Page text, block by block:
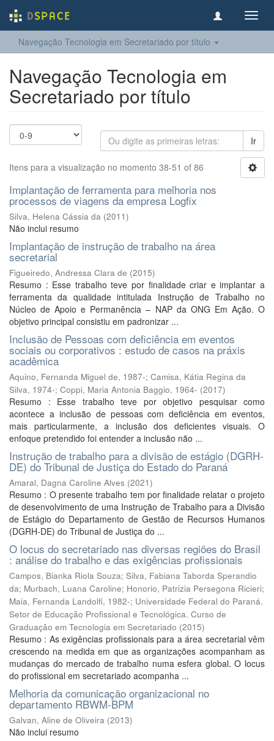
Navegação Tecnologia em Secretariado por título
Navegação Tecnologia em
Secretariado por título
Ir
Itens para a visualização no momento 38-51 of 86
Implantação de ferramenta para melhoria nos
processos de viagens da empresa Logfix
Silva, Helena Cássia da (2011)
Não inclui resumo
Implantação de instrução de trabalho na área
secretarial
Figueiredo, Andressa Clara de (2015)
Resumo : Esse trabalho teve por finalidade criar e implantar a
ferramenta da qualidade intitulada Instrução de Trabalho no
Núcleo de Apoio e Permanência – NAP da ONG Em Ação. O
objetivo principal consistiu em padronizar ...
Inclusão de Pessoas com deficiência em eventos
sociais ou corporativos : estudo de casos na práxis
acadêmica
Aquino, Fernanda Miguel de, 1987-; Camisa, Kátia Regina da
Silva, 1974-; Coppi, Maria Antonia Baggio, 1964- (2017)
Resumo : Esse trabalho teve por objetivo pesquisar como
acontece a inclusão de pessoas com deficiência em eventos,
mais particularmente, a inclusão dos deficientes visuais. O
enfoque pretendido foi entender a inclusão não ...
Instrução de trabalho para a divisão de estágio (DGRH-
DE) do Tribunal de Justiça do Estado do Paraná
Amaral, Dagna Caroline Alves (2021)
Resumo : O presente trabalho tem por finalidade relatar o projeto
de desenvolvimento de uma Instrução de Trabalho para a Divisão
de Estágio do Departamento de Gestão de Recursos Humanos
(DGRH-DE) do Tribunal de Justiça do ...
O locus do secretariado nas diversas regiões do Brasil
: análise do trabalho e das exigências profissionais
Campos, Bianka Riola Souza; Silva, Fabiana Taborda Sperandio
da; Murbach, Luana Caroline; Honorio, Patrizia Persegona Ricieri;
Maia, Fernanda Landolfi, 1982-; Universidade Federal do Paraná.
Setor de Educação Profissional e Tecnológica. Curso de
Graduação em Tecnologia em Secretariado (2015)
Resumo : As exigências profissionais para a área secretarial vêm
crescendo na medida em que as organizações acompanham as
mudanças do mercado de trabalho numa esfera global. O locus
do profissional em secretariado acompanha ...
Melhoria da comunicação organizacional no
departamento RBWM-BPM
Galvan, Aline de Oliveira (2013)
Não inclui resumo